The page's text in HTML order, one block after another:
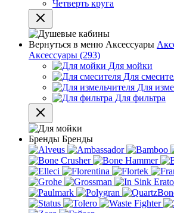
Четверть круга
Вернуться в меню Аксессуары
Аксессуары (293)
Для мойки
Для
Для
Для фильтра
Бренды Бренды